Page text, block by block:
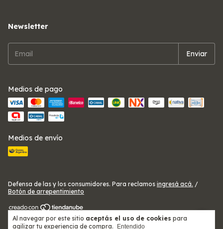
Al navegar por este sitio aceptás el uso de cookies para
agilizar tu experiencia de compra.
Entendido
Newsletter
Medios de pago
Medios de envío
Defensa de las y los consumidores. Para reclamos ingresá acá. /
Botón de arrepentimiento
Copyright Telas Ezeiza Alitex - 2026. Todos los derechos reservados.